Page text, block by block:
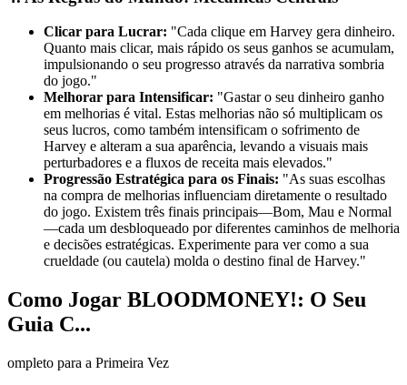
Clicar para Lucrar: "Cada clique em Harvey gera dinheiro.
Quanto mais clicar, mais rápido os seus ganhos se acumulam,
impulsionando o seu progresso através da narrativa sombria
do jogo."
Melhorar para Intensificar: "Gastar o seu dinheiro ganho
em melhorias é vital. Estas melhorias não só multiplicam os
seus lucros, como também intensificam o sofrimento de
Harvey e alteram a sua aparência, levando a visuais mais
perturbadores e a fluxos de receita mais elevados."
Progressão Estratégica para os Finais: "As suas escolhas
na compra de melhorias influenciam diretamente o resultado
do jogo. Existem três finais principais—Bom, Mau e Normal
—cada um desbloqueado por diferentes caminhos de melhoria
e decisões estratégicas. Experimente para ver como a sua
crueldade (ou cautela) molda o destino final de Harvey."
Como Jogar BLOODMONEY!: O Seu
Guia C...
ompleto para a Primeira Vez